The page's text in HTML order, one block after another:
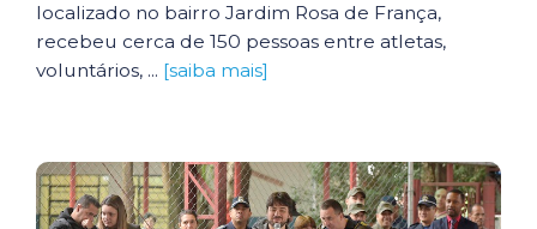
localizado no bairro Jardim Rosa de França,
recebeu cerca de 150 pessoas entre atletas,
voluntários, ... [saiba mais]